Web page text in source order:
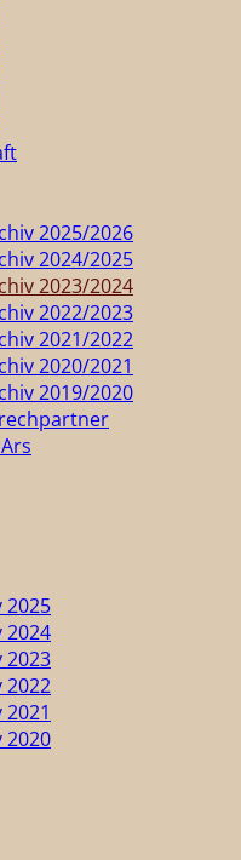
2025/2026
2024/2025
2023/2024
2022/2023
2021/2022
2020/2021
2019/2020
2025
2024
2023
2022
2020